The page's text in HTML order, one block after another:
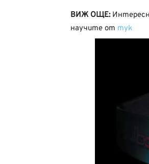
ВИЖ ОЩЕ:
научите от тук